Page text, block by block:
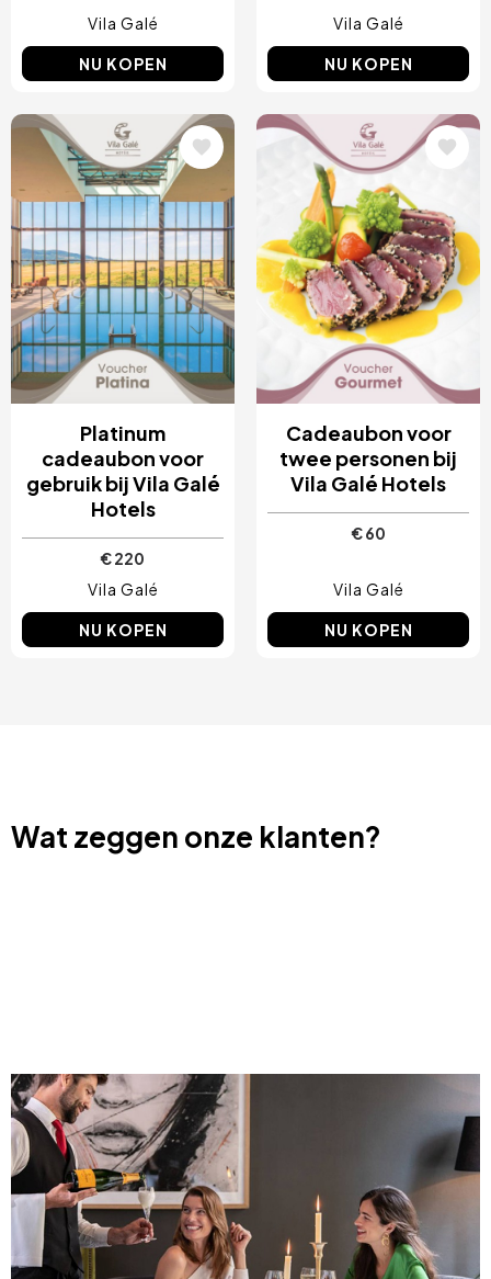
Vila Galé
NU KOPEN
Vila Galé
NU KOPEN
Afbeelding
Platinum
cadeaubon voor
gebruik bij Vila Galé
Hotels
€ 220
Vila Galé
NU KOPEN
Afbeelding
Cadeaubon voor
twee personen bij
Vila Galé Hotels
€ 60
Vila Galé
NU KOPEN
Wat zeggen onze klanten?